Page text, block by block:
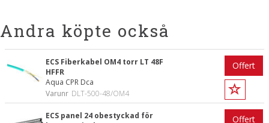
Andra köpte också
ECS Fiberkabel OM4 torr LT 48F
HFFR
Aqua CPR Dca
Varunr DLT-500-48/OM4
Offert
ECS panel 24 obestyckad för
Offert